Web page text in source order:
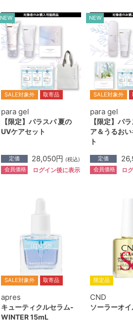
NEW
SALE対象外 取寄品
para gel
【限定】パラスパ 夏の
UVケアセット
定価 28,050円 (税込)
会員価格 ログイン後に表示
NEW
SALE対象外
para gel
【限定】パ
ア＆うるお
ト
定価
会員価格 ロ
SALE対象外 取寄品
apres
キューティクルセラム-
WINTER 15mL
限定品
CND
ソーラーオ